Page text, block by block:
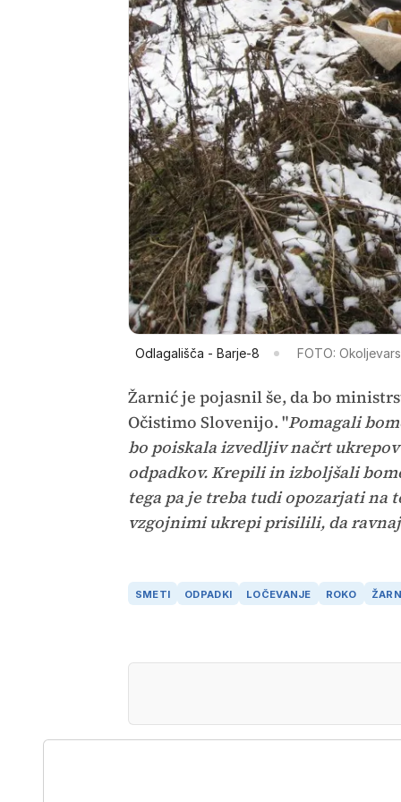
Odlagališča - Barje-8 FOTO:
Žarnić je pojasnil še, da bo
Očistimo Slovenijo. "Pomagali
bo poiskala izvedljiv načrt
odpadkov. Krepili in izboljšali
tega pa je treba tudi opozarjati na
vzgojnimi ukrepi prisilili, da
SMETI ODPADKI LOČEVANJE ROKO